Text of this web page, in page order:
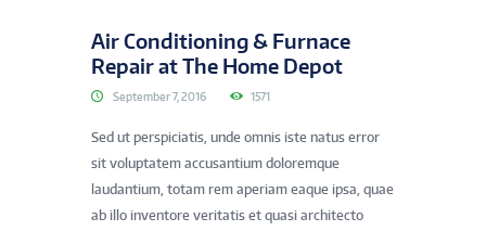
Air Conditioning & Furnace
Repair at The Home Depot
September 7, 2016 1571
Sed ut perspiciatis, unde omnis iste natus error
sit voluptatem accusantium doloremque
laudantium, totam rem aperiam eaque ipsa, quae
ab illo inventore veritatis et quasi architecto